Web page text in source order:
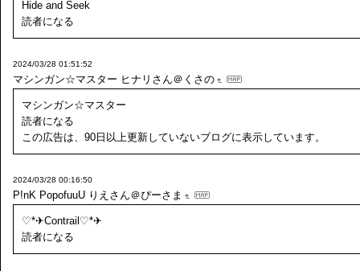
Hide and Seek
読者になる
2024/03/28 01:51:52
マシンガン☆マスター ヒナリさん＠くさの
マシンガン☆マスター
読者になる
この広告は、90日以上更新していないブログに表示しています。
2024/03/28 00:16:50
P!nK PopofuuU りえさん＠ぴーさま
♡*✈Contrail♡*✈
読者になる